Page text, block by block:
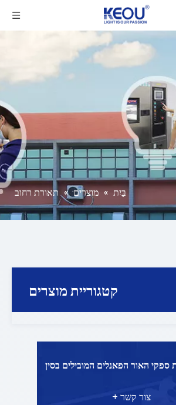
בַּיִת » מוצרים » תאורת רחוב
קטגוריית מוצרים
האור הפאנלים המובילים בסין
צור קשר +